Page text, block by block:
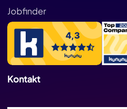
Jobfinder
Kontakt